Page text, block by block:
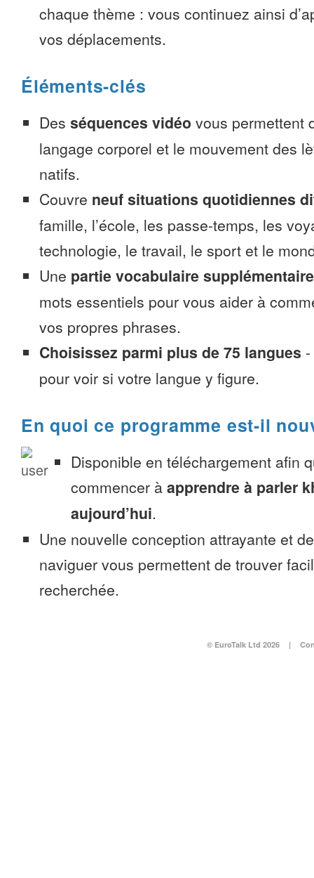
chaque thème : vous continuez ainsi
vos déplacements.
Éléments-clés
Des séquences vidéo vous permettent
langage corporel et le mouvement des
natifs.
Couvre neuf situations quotidiennes
famille, l’école, les passe-temps, les
technologie, le travail, le sport et le
Une partie vocabulaire supplémentaire
mots essentiels pour vous aider à
vos propres phrases.
Choisissez parmi plus de 75 langues -
pour voir si votre langue y figure.
En quoi ce programme est-il
Disponible en téléchargement afin
commencer à apprendre à parler
aujourd’hui.
Une nouvelle conception attrayante et
naviguer vous permettent de trouver
recherchée.
© EuroTalk Ltd 2026 |